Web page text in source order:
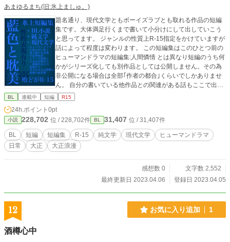
あまゆるまち(旧:氷上ましゅ。)
題名通り、現代文学ともボーイズラブとも取れる作品の短編
集です。大体満足行くまで書いて小分けにして出していこう
と思ってます。 ジャンルの性質上R-15指定をかけていますが
話によって程度は変わります。 この短編集はこのひとつ前の
ヒューマンドラマの短編集:人間憐情 とは異なり短編のうち何
かがシリーズ化しても別作品としては公開しません。その為
非公開になる場合は全部｢作者の都合｣くらいでしかありませ
ん。 自分の書いている他作品との関連がある話もここで出そ
うと思っています。 いずれも不定期更新になると思われます
す。 ※感想やリクエストも随時受け付けております。こちら
も参考にさせて頂いたり新たな作品の出発点となりますので
是非、よろしくお願いします。
BL 連載中 短編 R15
24h.ポイント 0pt
小説 228,702 位 / 228,702件 BL 31,407 位 / 31,407件
BL 短編 短編集 R-15 純文学 現代文学
ヒューマンドラマ
日常
大正 大正浪漫
感想数 0
文字数 2,552
最終更新日 2023.04.06
登録日 2023.04.05
12 お気に入り追加 1
酒樽心中